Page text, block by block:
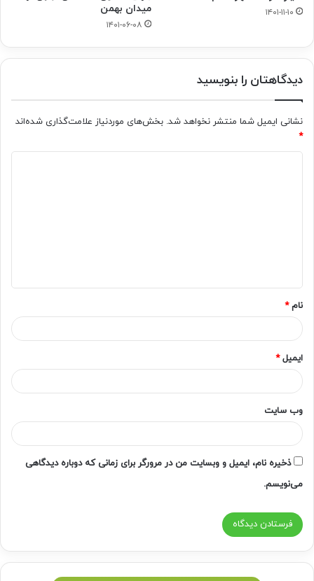
۱۴۰۱-۱۱-۱۰
میدان بهمن
۱۴۰۱-۰۶-۰۸
دیدگاهتان را بنویسید
نشانی ایمیل شما منتشر نخواهد شد. بخش‌های موردنیاز علامت‌گذاری شده‌اند
*
*
نام*
ایمیل*
وب‌ سایت
ذخیره نام، ایمیل و وبسایت من در مرورگر برای زمانی که دوباره دیدگاهی
می‌نویسم.